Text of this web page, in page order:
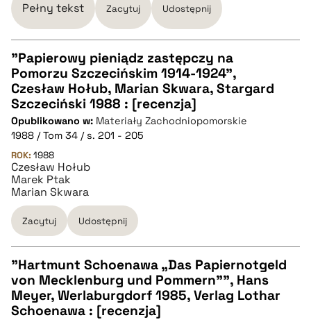
Pełny tekst Zacytuj Udostępnij
CZYSTY TEKST
pobierz cytat
BIBTEX
pobierz cytat
"Papierowy pieniądz zastępczy na
Pomorzu Szczecińskim 1914-1924",
Czesław Hołub, Marian Skwara, Stargard
Szczeciński 1988 : [recenzja]
Opublikowano w: Materiały Zachodniopomorskie
1988 / Tom 34 / s. 201 - 205
ROK: 1988
Czesław Hołub
Marek Ptak
Marian Skwara
Zacytuj Udostępnij
CZYSTY TEKST
"Hartmunt Schoenawa „Das Papiernotgeld
von Mecklenburg und Pommern”", Hans
Meyer, Werlaburgdorf 1985, Verlag Lothar
Schoenawa : [recenzja]